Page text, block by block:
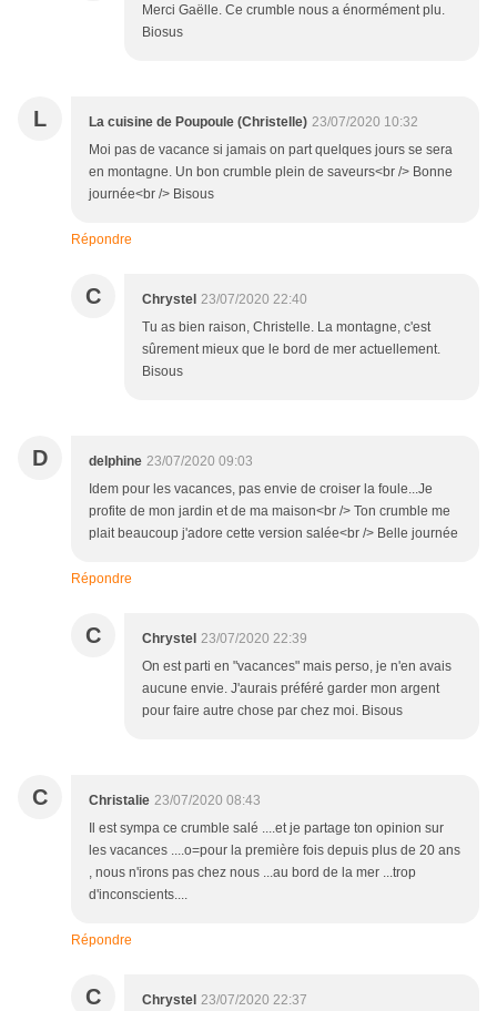
Merci Gaëlle. Ce crumble nous a énormément plu.
Biosus
L La cuisine de Poupoule (Christelle) 23/07/2020 10:32
Moi pas de vacance si jamais on part quelques jours se sera
en montagne. Un bon crumble plein de saveurs<br /> Bonne
journée<br /> Bisous
Répondre
C Chrystel 23/07/2020 22:40
Tu as bien raison, Christelle. La montagne, c'est
sûrement mieux que le bord de mer actuellement.
Bisous
D delphine 23/07/2020 09:03
Idem pour les vacances, pas envie de croiser la foule...Je
profite de mon jardin et de ma maison<br /> Ton crumble me
plait beaucoup j'adore cette version salée<br /> Belle journée
Répondre
C Chrystel 23/07/2020 22:39
On est parti en "vacances" mais perso, je n'en avais
aucune envie. J'aurais préféré garder mon argent
pour faire autre chose par chez moi. Bisous
C Christalie 23/07/2020 08:43
Il est sympa ce crumble salé ....et je partage ton opinion sur
les vacances ....o=pour la première fois depuis plus de 20 ans
, nous n'irons pas chez nous ...au bord de la mer ...trop
d'inconscients....
Répondre
C Chrystel 23/07/2020 22:37